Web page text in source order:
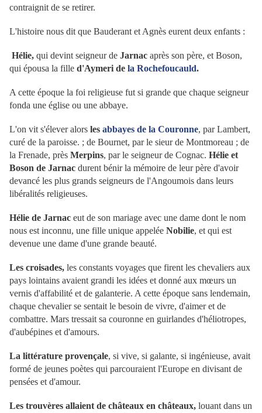
contraignit de se retirer.
L'histoire nous dit que Bauderant et Agnès eurent deux enfants :
Hélie, qui devint seigneur de Jarnac après son père, et Boson,
qui épousa la fille d'Aymeri de la Rochefoucauld.
A cette époque la foi religieuse fut si grande que chaque seigneur
fonda une église ou une abbaye.
L'on vit s'élever alors les abbayes de la Couronne, par Lambert,
curé de la paroisse. ; de Bournet, par le sieur de Montmoreau ; de
la Frenade, près Merpins, par le seigneur de Cognac. Hélie et
Boson de Jarnac durent bénir la mémoire de leur père d'avoir
devancé les plus grands seigneurs de l'Angoumois dans leurs
libéralités religieuses.
Hélie de Jarnac eut de son mariage avec une dame dont le nom
nous est inconnu, une fille unique appelée Nobilie, et qui est
devenue une dame d'une grande beauté.
Les croisades, les constants voyages que firent les chevaliers aux
pays lointains avaient grandi les idées et donné aux mœurs un
vernis d'affabilité et de galanterie. A cette époque sans lendemain,
chaque chevalier se sentait le besoin de vivre, d'aimer et de
combattre. Mars tressait sa couronne en guirlandes d'héliotropes,
d'aubépines et d'amours.
La littérature provençale, si vive, si galante, si ingénieuse, avait
formé de jeunes poètes qui parcouraient l'Europe en divisant de
pensées et d'amour.
Les trouvères allaient de châteaux en châteaux, louant dans un